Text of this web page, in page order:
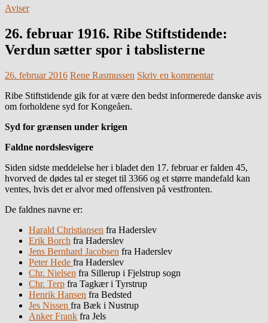
Aviser
26. februar 1916. Ribe Stiftstidende:
Verdun sætter spor i tabslisterne
26. februar 2016 Rene Rasmussen Skriv en kommentar
Ribe Stiftstidende gik for at være den bedst informerede danske avis
om forholdene syd for Kongeåen.
Syd for grænsen under krigen
Faldne nordslesvigere
Siden sidste meddelelse her i bladet den 17. februar er falden 45,
hvorved de dødes tal er steget til 3366 og et større mandefald kan
ventes, hvis det er alvor med offensiven på vestfronten.
De faldnes navne er:
Harald Christiansen fra Haderslev
Erik Borch fra Haderslev
Jens Bernhard Jacobsen fra Haderslev
Peter Hede fra Haderslev
Chr. Nielsen fra Sillerup i Fjelstrup sogn
Chr. Terp fra Tagkær i Tyrstrup
Henrik Hansen fra Bedsted
Jes Nissen fra Bæk i Nustrup
Anker Frank fra Jels